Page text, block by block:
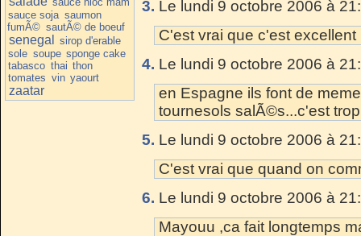
sauce soja saumon
fumÃ© sautÃ© de boeuf
senegal
sirop d'erable
sole soupe sponge cake
tabasco thai thon
tomates vin yaourt
zaatar
3. Le lundi 9 octobre 2006 à
C'est vrai que c'est excellent
4. Le lundi 9 octobre 2006 à
en Espagne ils font de
tournesols salÃ©s...c'est
5. Le lundi 9 octobre 2006 à
C'est vrai que quand on
6. Le lundi 9 octobre 2006 à
Mayouu ,ca fait longtemps